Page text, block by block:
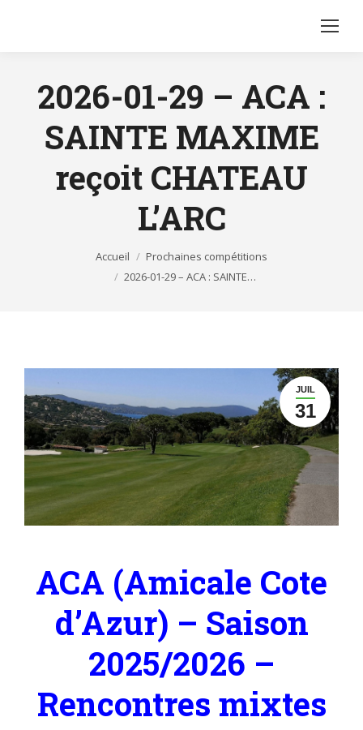
2026-01-29 – ACA :
SAINTE MAXIME
reçoit CHATEAU
L’ARC
Vous êtes ici :Accueil
Prochaines compétitions
2026-01-29 – ACA : SAINTE…
JUIL
31
ACA (Amicale Cote
d’Azur) – Saison
2025/2026 –
Rencontres mixtes